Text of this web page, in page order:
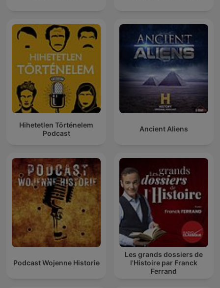
Hihetetlen Történelem
Podcast
Ancient Aliens
Podcast Wojenne Historie
Les grands dossiers de
l'Histoire par Franck
Ferrand